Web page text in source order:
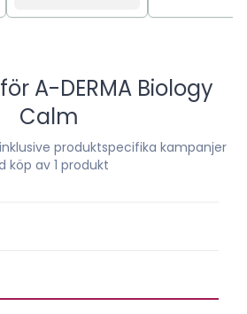
A-DERMA Biology
Calm
produktspecifika kampanjer
köp av 1 produkt